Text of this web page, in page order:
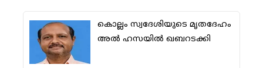
കൊല്ലം സ്വദേശിയുടെ മൃതദേഹം
അല്‍ ഹസയില്‍ ഖബറടക്കി